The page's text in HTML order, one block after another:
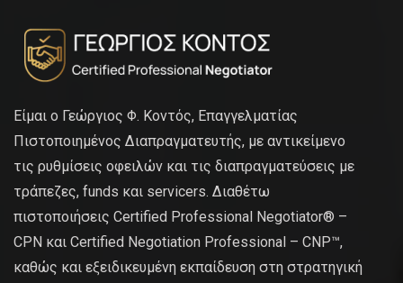
Είμαι ο Γεώργιος Φ. Κοντός, Επαγγελματίας
Πιστοποιημένος Διαπραγματευτής, με αντικείμενο
τις ρυθμίσεις οφειλών και τις διαπραγματεύσεις με
τράπεζες, funds και servicers. Διαθέτω
πιστοποιήσεις Certified Professional Negotiator® –
CPN και Certified Negotiation Professional – CNP™,
καθώς και εξειδικευμένη εκπαίδευση στη στρατηγική